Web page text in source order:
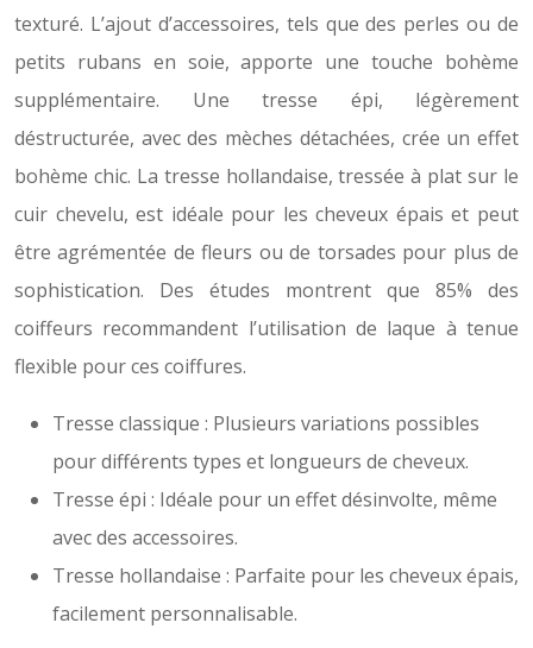
texturé. L’ajout d’accessoires, tels que des perles ou de
petits rubans en soie, apporte une touche bohème
supplémentaire. Une tresse épi, légèrement
déstructurée, avec des mèches détachées, crée un effet
bohème chic. La tresse hollandaise, tressée à plat sur le
cuir chevelu, est idéale pour les cheveux épais et peut
être agrémentée de fleurs ou de torsades pour plus de
sophistication. Des études montrent que 85% des
coiffeurs recommandent l’utilisation de laque à tenue
flexible pour ces coiffures.
Tresse classique : Plusieurs variations possibles
pour différents types et longueurs de cheveux.
Tresse épi : Idéale pour un effet désinvolte, même
avec des accessoires.
Tresse hollandaise : Parfaite pour les cheveux épais,
facilement personnalisable.